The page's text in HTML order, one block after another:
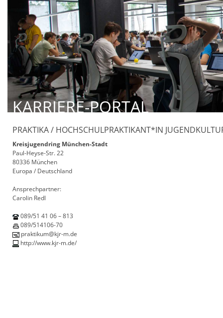
KARRIERE-PORTAL
PRAKTIKA / HOCHSCHULPRAKTIKANT*IN
Kreisjugendring München-Stadt
Paul-Heyse-Str. 22
80336 München
Europa / Deutschland
Ansprechpartner:
Carolin Redl
089/51 41 06 – 813
089/514106-70
praktikum@kjr-m.de
http://www.kjr-m.de/